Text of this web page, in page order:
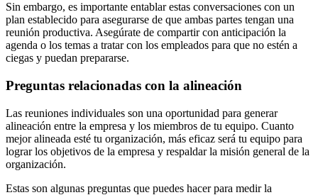
Sin embargo, es importante entablar estas conversaciones con un
plan establecido para asegurarse de que ambas partes tengan una
reunión productiva. Asegúrate de compartir con anticipación la
agenda o los temas a tratar con los empleados para que no estén a
ciegas y puedan prepararse.
Preguntas relacionadas con la alineación
Las reuniones individuales son una oportunidad para generar
alineación entre la empresa y los miembros de tu equipo. Cuanto
mejor alineada esté tu organización, más eficaz será tu equipo para
lograr los objetivos de la empresa y respaldar la misión general de la
organización.
Estas son algunas preguntas que puedes hacer para medir la